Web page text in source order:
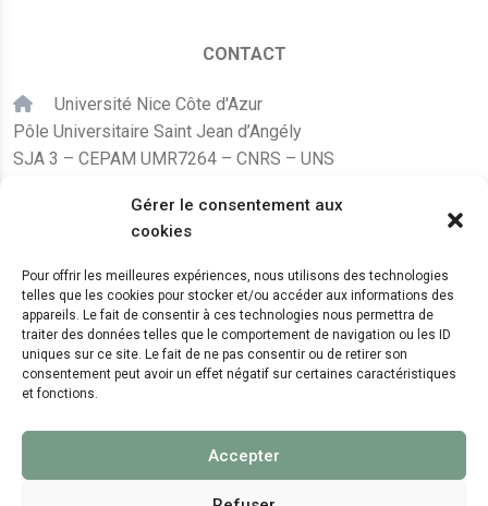
Gérer le consentement aux
cookies
Pour offrir les meilleures expériences, nous utilisons des technologies
telles que les cookies pour stocker et/ou accéder aux informations des
appareils. Le fait de consentir à ces technologies nous permettra de
traiter des données telles que le comportement de navigation ou les ID
uniques sur ce site. Le fait de ne pas consentir ou de retirer son
consentement peut avoir un effet négatif sur certaines caractéristiques
et fonctions.
Accepter
CONTACT
Université Nice Côte d'Azur
Pôle Universitaire Saint Jean d’Angély
SJA 3 – CEPAM UMR7264 – CNRS – UNS
+33 (0)4 89 15 24 08
LE CEPAM EST HÉBERGÉ PAR